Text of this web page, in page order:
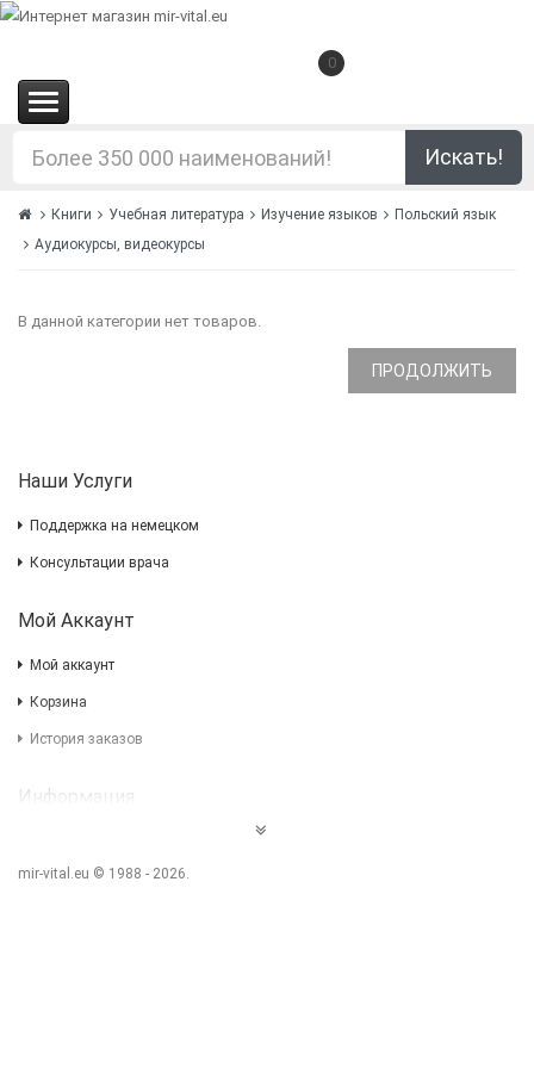
0
Искать!
Книги Учебная литература Изучение языков
Польский язык
Аудиокурсы, видеокурсы
В данной категории нет товаров.
ПРОДОЛЖИТЬ
Наши Услуги
Поддержка на немецком
Консультации врача
Мой Аккаунт
Мой аккаунт
Корзина
История заказов
Информация
AGB
mir-vital.eu © 1988 - 2026.